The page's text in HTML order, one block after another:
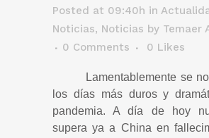
Posted at 09:40h in
Noticias, Noticias by Temaer
0 Comments
0 Likes
Lamentablemente se
los días más duros y
pandemia. A día de hoy
supera ya a China en